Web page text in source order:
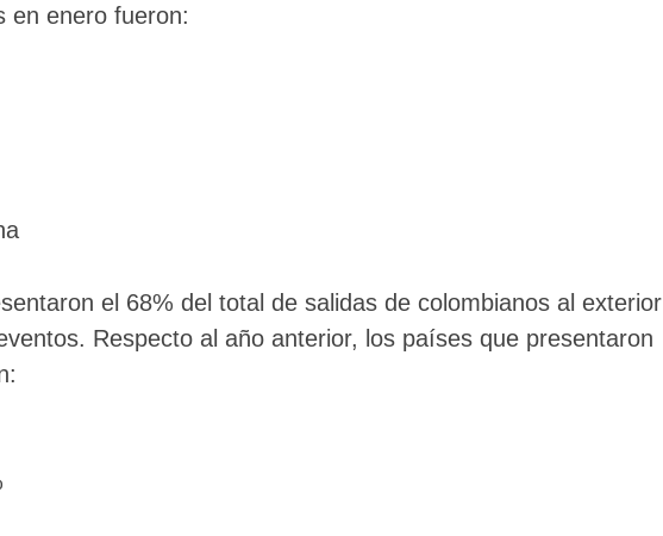
en enero fueron:
el 68% del total de salidas de colombianos al exterior
Respecto al año anterior, los países que presentaron